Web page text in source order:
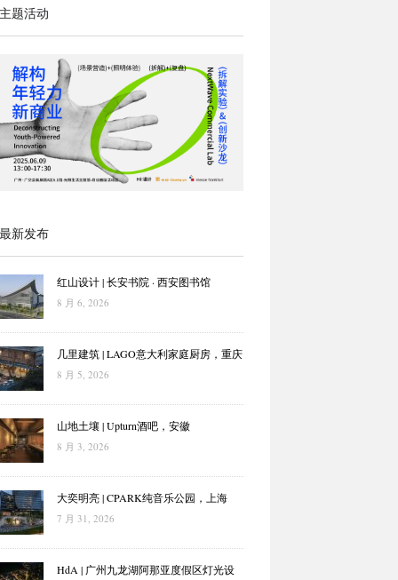
题活动
新发布
红山设计 | 长安书院 · 西安图书馆
8 月 6, 2026
几里建筑 | LAGO意大利家庭厨房，重庆
8 月 5, 2026
山地土壤 | Upturn酒吧，安徽
8 月 3, 2026
大奕明亮 | CPARK纯音乐公园，上海
7 月 31, 2026
HdA | 广州九龙湖阿那亚度假区灯光设